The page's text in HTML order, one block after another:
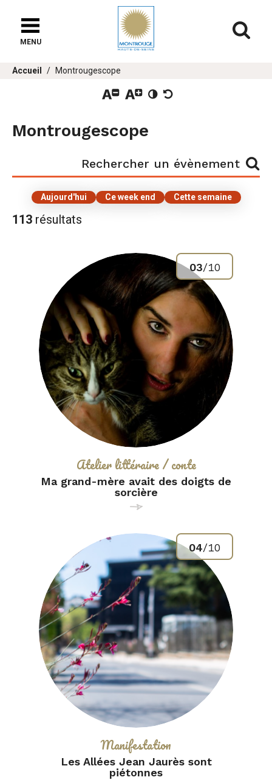
chat
MENU
Vous
Accueil Montrougescope
Montrougescope
Rechercher
un
évènement
113 résultats
Rechercher un évènement
Aujourd'hui Ce week end Cette semaine
recherche
Ma grand-mère avait des doigts de
sorcière
Catégorie :
Atelier littéraire / conte
03/10
Les Allées Jean Jaurès sont
piétonnes
Catégorie :
Manifestation
04/10